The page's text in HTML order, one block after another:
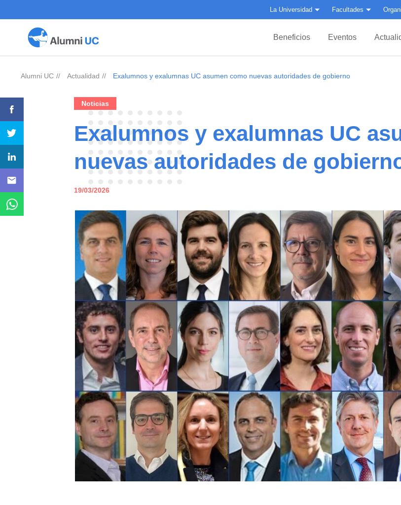
La Universidad Facultades
Beneficios Eventos
Alumni UC Actualidad Exalumnos y exalumnas UC asumen como nuevas autoridades de gobierno
Noticias
Exalumnos y exalumnas UC
nuevas autoridades de
19/03/2026